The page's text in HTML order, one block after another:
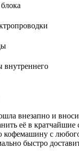
внутреннего
внезапно и
её в кратчайшие
кофемашину с
быстро